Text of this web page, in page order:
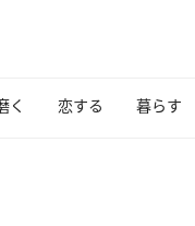
く 恋する 暮らす